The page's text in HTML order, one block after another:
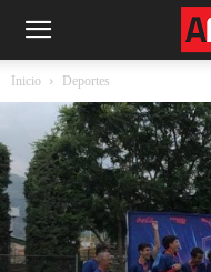
Inicio Deportes